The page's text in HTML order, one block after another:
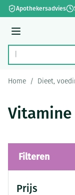
Ga naar de inhoud
Apothekersadvies
Menu
Product, merk,
Home / Dieet,
Vitamine
Filteren
Prijs